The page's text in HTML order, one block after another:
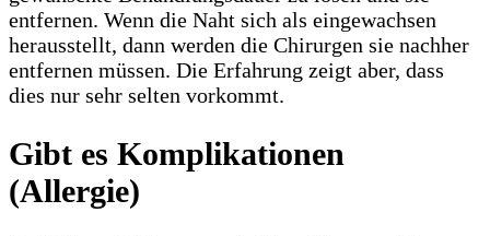
entfernen. Wenn die Naht sich als eingewachsen
herausstellt, dann werden die Chirurgen sie nachher
entfernen müssen. Die Erfahrung zeigt aber, dass
dies nur sehr selten vorkommt.
Gibt es Komplikationen
(Allergie)